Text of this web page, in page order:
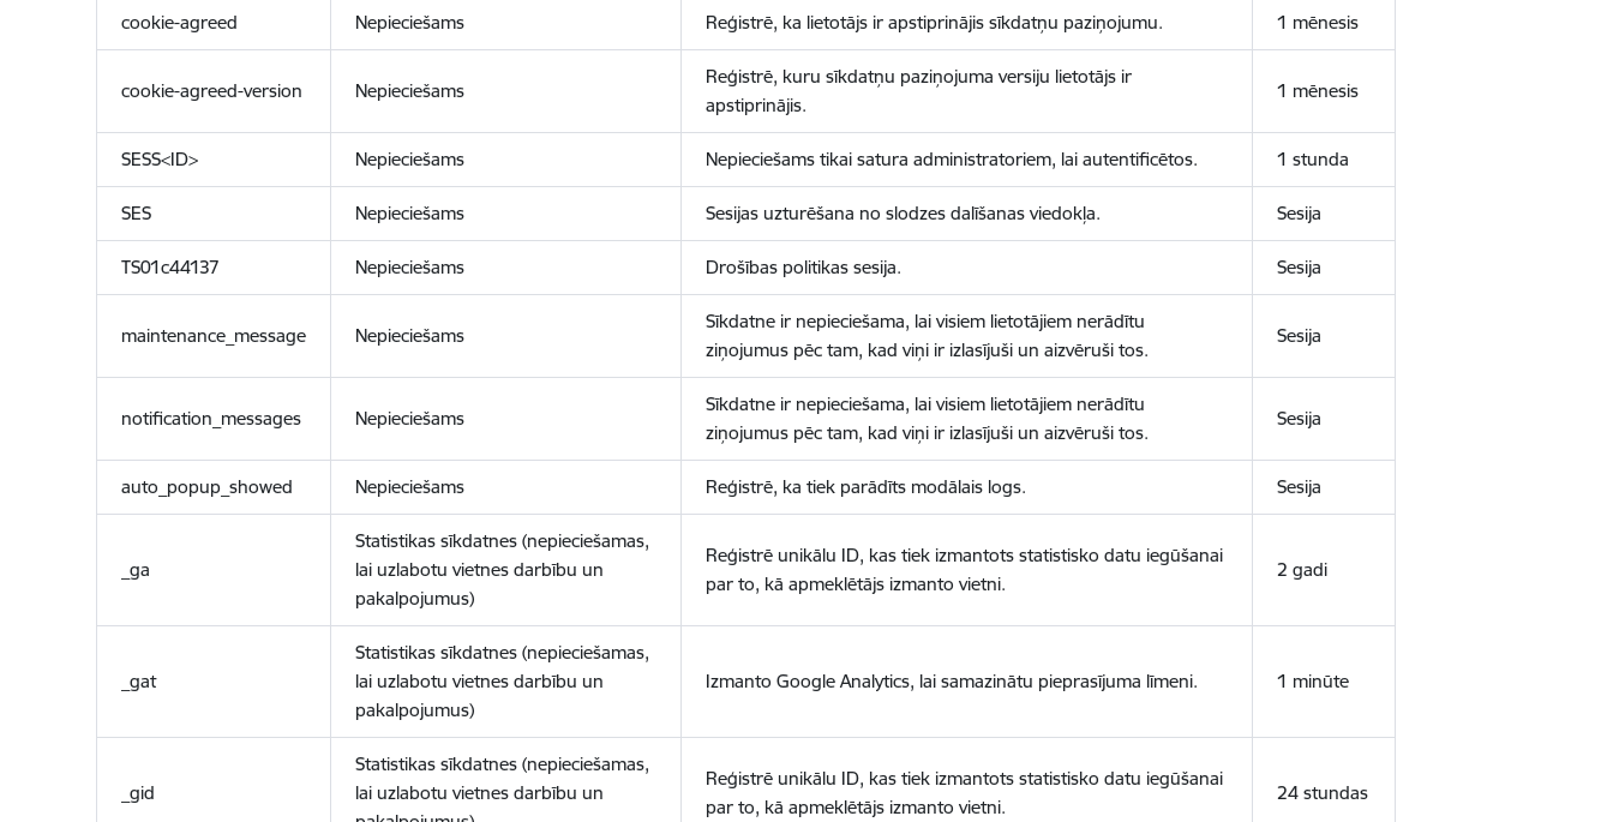
cookie-agreed Nepieciešams Reģistrē, ka lietotājs ir apstiprinājis sīkdatņu paziņojumu. 1 mēnesis
cookie-agreed-version Nepieciešams
Reģistrē, kuru sīkdatņu paziņojuma versiju lietotājs ir
apstiprinājis.
1 mēnesis
SESS<ID> Nepieciešams Nepieciešams tikai satura administratoriem, lai autentificētos. 1 stunda
SES Nepieciešams Sesijas uzturēšana no slodzes dalīšanas viedokļa. Sesija
TS01c44137 Nepieciešams Drošības politikas sesija. Sesija
maintenance_message Nepieciešams
Sīkdatne ir nepieciešama, lai visiem lietotājiem nerādītu
ziņojumus pēc tam, kad viņi ir izlasījuši un aizvēruši tos.
Sesija
notification_messages Nepieciešams
Sīkdatne ir nepieciešama, lai visiem lietotājiem nerādītu
ziņojumus pēc tam, kad viņi ir izlasījuši un aizvēruši tos.
Sesija
auto_popup_showed Nepieciešams Reģistrē, ka tiek parādīts modālais logs. Sesija
_ga
Statistikas sīkdatnes (nepieciešamas,
lai uzlabotu vietnes darbību un
pakalpojumus)
Reģistrē unikālu ID, kas tiek izmantots statistisko datu iegūšanai
par to, kā apmeklētājs izmanto vietni.
2 gadi
_gat
Statistikas sīkdatnes (nepieciešamas,
lai uzlabotu vietnes darbību un
pakalpojumus)
Izmanto Google Analytics, lai samazinātu pieprasījuma līmeni. 1 minūte
_gid
Statistikas sīkdatnes (nepieciešamas,
lai uzlabotu vietnes darbību un
Reģistrē unikālu ID, kas tiek izmantots statistisko datu iegūšanai
par to, kā apmeklētājs izmanto vietni.
24 stundas